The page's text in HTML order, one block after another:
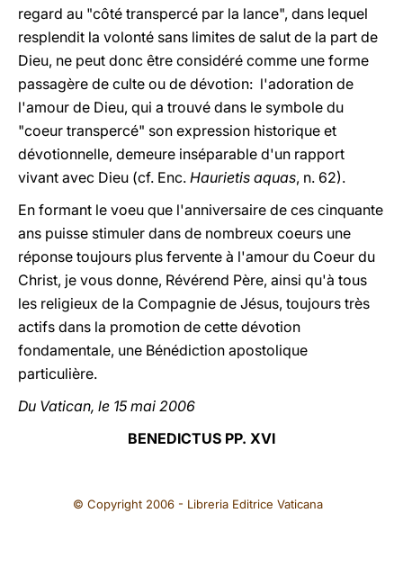
regard au "côté transpercé par la lance", dans lequel
resplendit la volonté sans limites de salut de la part de
Dieu, ne peut donc être considéré comme une forme
passagère de culte ou de dévotion: l'adoration de
l'amour de Dieu, qui a trouvé dans le symbole du
"coeur transpercé" son expression historique et
dévotionnelle, demeure inséparable d'un rapport
vivant avec Dieu (cf. Enc. Haurietis aquas, n. 62).
En formant le voeu que l'anniversaire de ces cinquante
ans puisse stimuler dans de nombreux coeurs une
réponse toujours plus fervente à l'amour du Coeur du
Christ, je vous donne, Révérend Père, ainsi qu'à tous
les religieux de la Compagnie de Jésus, toujours très
actifs dans la promotion de cette dévotion
fondamentale, une Bénédiction apostolique
particulière.
Du Vatican, le 15 mai 2006
BENEDICTUS PP. XVI
© Copyright 2006 - Libreria Editrice Vaticana